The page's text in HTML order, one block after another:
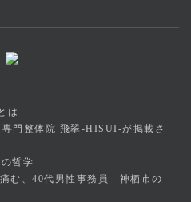
は
門整体院 飛翠-HISUI-が掲載さ
哲学
痛む、40代男性事務員 神栖市の